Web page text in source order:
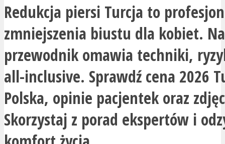
Redukcja piersi Turcja to
zmniejszenia biustu dla kobiet.
przewodnik omawia techniki,
all-inclusive. Sprawdź cena 2026
Polska, opinie pacjentek oraz
Skorzystaj z porad ekspertów i